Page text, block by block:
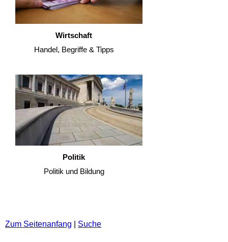
Wirtschaft
Handel, Begriffe & Tipps
Politik
Politik und Bildung
Zum Seitenanfang Suche